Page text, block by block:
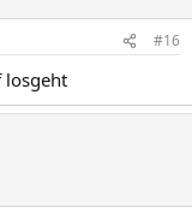
#16
losgeht